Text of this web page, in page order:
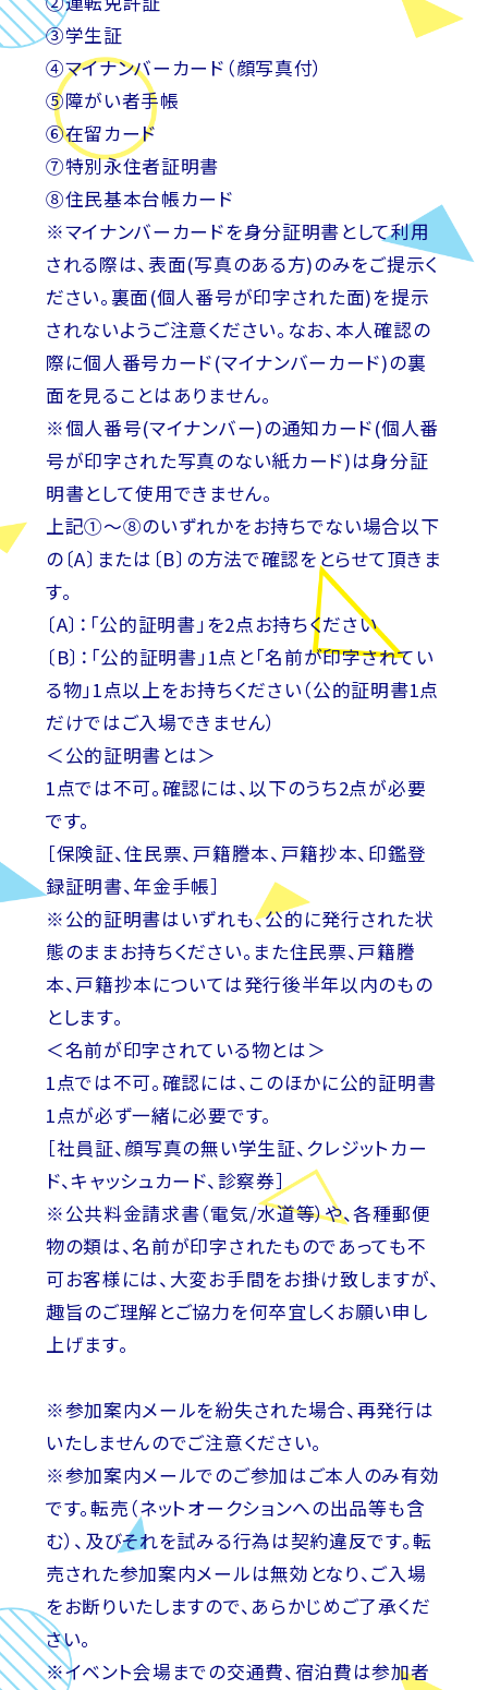
③学生証
④マイナンバーカード（顔写真付）
⑤障がい者手帳
⑥在留カード
⑦特別永住者証明書
⑧住民基本台帳カード
※マイナンバーカードを身分証明書として利用
される際は、表面(写真のある方)のみをご提示く
ださい。裏面(個人番号が印字された面)を提示
されないようご注意ください。なお、本人確認の
際に個人番号カード(マイナンバーカード)の裏
面を見ることはありません。
※個人番号(マイナンバー)の通知カード(個人番
号が印字された写真のない紙カード)は身分証
明書として使用できません。
上記①～⑧のいずれかをお持ちでない場合以下
の〔A〕または〔B〕の方法で確認をとらせて頂きま
す。
〔A〕：「公的証明書」を2点お持ちください
〔B〕：「公的証明書」1点と「名前が印字されてい
る物」1点以上をお持ちください（公的証明書1点
だけではご入場できません）
＜公的証明書とは＞
1点では不可。確認には、以下のうち2点が必要
です。
［保険証、住民票、戸籍謄本、戸籍抄本、印鑑登
録証明書、年金手帳］
※公的証明書はいずれも、公的に発行された状
態のままお持ちください。また住民票、戸籍謄
本、戸籍抄本については発行後半年以内のもの
とします。
＜名前が印字されている物とは＞
1点では不可。確認には、このほかに公的証明書
1点が必ず一緒に必要です。
［社員証、顔写真の無い学生証、クレジットカー
ド、キャッシュカード、診察券］
※公共料金請求書（電気/水道等）や、各種郵便
物の類は、名前が印字されたものであっても不
可お客様には、大変お手間をお掛け致しますが、
趣旨のご理解とご協力を何卒宜しくお願い申し
上げます。
※参加案内メールを紛失された場合、再発行は
いたしませんのでご注意ください。
※参加案内メールでのご参加はご本人のみ有効
です。転売（ネットオークションへの出品等も含
む）、及びそれを試みる行為は契約違反です。転
売された参加案内メールは無効となり、ご入場
をお断りいたしますので、あらかじめご了承くだ
さい。
※イベント会場までの交通費、宿泊費は参加者